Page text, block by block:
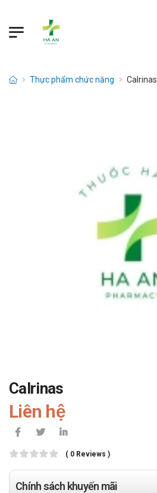
Thực phẩm chức năng Calrinas
Calrinas
Liên hệ
( 0 Reviews )
Chính sách khuyến mãi